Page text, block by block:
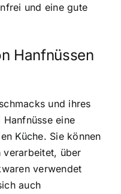
und eine gute
Hanfnüssen
und ihres
eine
Küche. Sie können
verarbeitet, über
verwendet
auch